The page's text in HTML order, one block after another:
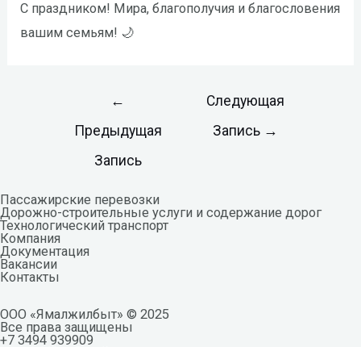
С праздником! Мира, благополучия и благословения
вашим семьям! 🌙
←
Предыдущая
Запись
Следующая
Запись →
Пассажирские перевозки
Дорожно-строительные услуги и содержание дорог
Технологический транспорт
Компания
Документация
Вакансии
Контакты
ООО «Ямалжилбыт» © 2025
Все права защищены
+7 3494 939909